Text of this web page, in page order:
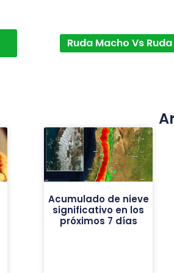
Ruda Macho Vs
Acumulado de nieve
significativo en los
próximos 7 días